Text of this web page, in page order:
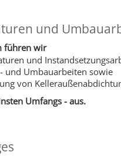
und
führen wir
und
und Umbauarbeiten sowie
von
Umfangs - aus.